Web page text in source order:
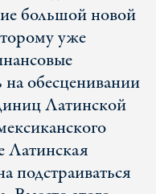
большой новой
уже
обесценивании
Латинской
Латинская
подстраиваться